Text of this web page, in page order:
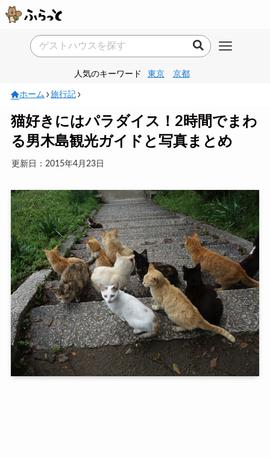
人気のキーワード 東京 京都
ホーム 旅行記
猫好きにはパラダイス！2時間でまわ
る男木島観光ガイドと写真まとめ
更新日：2015年4月23日